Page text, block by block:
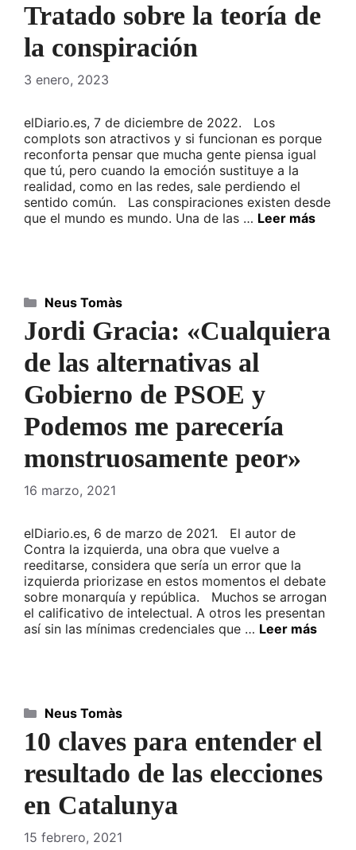
Tratado sobre la teoría de
la conspiración
3 enero, 2023
elDiario.es, 7 de diciembre de 2022. Los
complots son atractivos y si funcionan es porque
reconforta pensar que mucha gente piensa igual
que tú, pero cuando la emoción sustituye a la
realidad, como en las redes, sale perdiendo el
sentido común. Las conspiraciones existen desde
que el mundo es mundo. Una de las … Leer más
Jordi Gracia: «Cualquiera
de las alternativas al
Gobierno de PSOE y
Podemos me parecería
monstruosamente peor»
16 marzo, 2021
elDiario.es, 6 de marzo de 2021. El autor de
Contra la izquierda, una obra que vuelve a
reeditarse, considera que sería un error que la
izquierda priorizase en estos momentos el debate
sobre monarquía y república. Muchos se arrogan
el calificativo de intelectual. A otros les presentan
así sin las mínimas credenciales que … Leer más
Categorías
Neus Tomàs
10 claves para entender el
resultado de las elecciones
en Catalunya
15 febrero, 2021
Categorías
Neus Tomàs